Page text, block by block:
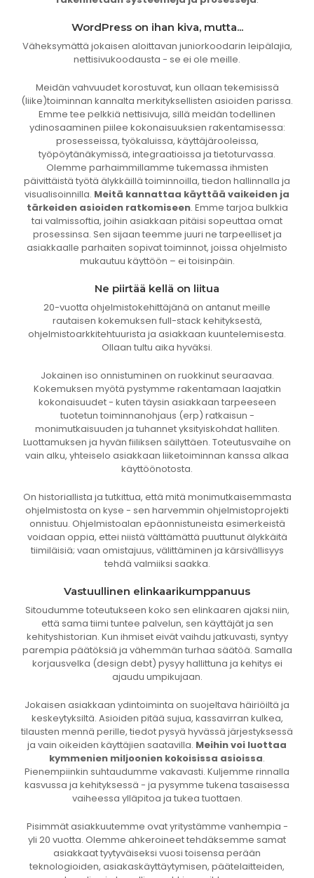
WordPress on ihan kiva, mutta...
Väheksymättä jokaisen aloittavan juniorkoodarin leipälajia,
nettisivukoodausta - se ei ole meille.
Meidän vahvuudet korostuvat, kun ollaan tekemisissä
(liike)toiminnan kannalta merkityksellisten asioiden parissa.
Emme tee pelkkiä nettisivuja, sillä meidän todellinen
ydinosaaminen piilee kokonaisuuksien rakentamisessa:
prosesseissa, työkaluissa, käyttäjärooleissa,
työpöytänäkymissä, integraatioissa ja tietoturvassa.
Olemme parhaimmillamme tukemassa ihmisten
päivittäistä työtä älykkäillä toiminnoilla, tiedon hallinnalla ja
visualisoinnilla. Meitä kannattaa käyttää vaikeiden ja
tärkeiden asioiden ratkomiseen. Emme tarjoa bulkkia
tai valmissoftia, joihin asiakkaan pitäisi sopeuttaa omat
prosessinsa. Sen sijaan teemme juuri ne tarpeelliset ja
asiakkaalle parhaiten sopivat toiminnot, joissa ohjelmisto
mukautuu käyttöön – ei toisinpäin.
Ne piirtää kellä on liitua
20-vuotta ohjelmistokehittäjänä on antanut meille
rautaisen kokemuksen full-stack kehityksestä,
ohjelmistoarkkitehtuurista ja asiakkaan kuuntelemisesta.
Ollaan tultu aika hyväksi.
Jokainen iso onnistuminen on ruokkinut seuraavaa.
Kokemuksen myötä pystymme rakentamaan laajatkin
kokonaisuudet - kuten täysin asiakkaan tarpeeseen
tuotetun toiminnanohjaus (erp) ratkaisun -
monimutkaisuuden ja tuhannet yksityiskohdat halliten.
Luottamuksen ja hyvän fiiliksen säilyttäen. Toteutusvaihe on
vain alku, yhteiselo asiakkaan liiketoiminnan kanssa alkaa
käyttöönotosta.
On historiallista ja tutkittua, että mitä monimutkaisemmasta
ohjelmistosta on kyse - sen harvemmin ohjelmistoprojekti
onnistuu. Ohjelmistoalan epäonnistuneista esimerkeistä
voidaan oppia, ettei niistä välttämättä puuttunut älykkäitä
tiimiläisiä; vaan omistajuus, välittäminen ja kärsivällisyys
tehdä valmiiksi saakka.
Vastuullinen elinkaarikumppanuus
Sitoudumme toteutukseen koko sen elinkaaren ajaksi niin,
että sama tiimi tuntee palvelun, sen käyttäjät ja sen
kehityshistorian. Kun ihmiset eivät vaihdu jatkuvasti, syntyy
parempia päätöksiä ja vähemmän turhaa säätöä. Samalla
korjausvelka (design debt) pysyy hallittuna ja kehitys ei
ajaudu umpikujaan.
Jokaisen asiakkaan ydintoiminta on suojeltava häiriöiltä ja
keskeytyksiltä. Asioiden pitää sujua, kassavirran kulkea,
tilausten mennä perille, tiedot pysyä hyvässä järjestyksessä
ja vain oikeiden käyttäjien saatavilla. Meihin voi luottaa
kymmenien miljoonien kokoisissa asioissa.
Pienempiinkin suhtaudumme vakavasti. Kuljemme rinnalla
kasvussa ja kehityksessä - ja pysymme tukena tasaisessa
vaiheessa ylläpitoa ja tukea tuottaen.
Pisimmät asiakkuutemme ovat yritystämme vanhempia -
yli 20 vuotta. Olemme ahkeroineet tehdäksemme samat
asiakkaat tyytyväiseksi vuosi toisensa perään
teknologioiden, asiakaskäyttäytymisen, päätelaitteiden,